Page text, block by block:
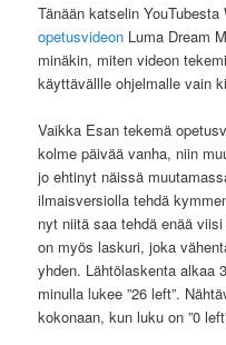
Tänään katselin YouTubesta
opetusvideon Luma Dream
minäkin, miten videon
käyttävällle ohjelmalle vain
Vaikka Esan tekemä
kolme päivää vanha, niin
jo ehtinyt näissä
ilmaisversiolla tehdä
nyt niitä saa tehdä enää
on myös laskuri, joka
yhden. Lähtölaskenta alkaa
minulla lukee ”26 left”.
kokonaan, kun luku on ”0